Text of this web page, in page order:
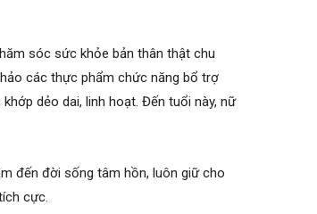
sóc sức khỏe bản thân thật chu
các thực phẩm chức năng bổ trợ
dẻo dai, linh hoạt. Đến tuổi này, nữ
đến đời sống tâm hồn, luôn giữ cho
cực.